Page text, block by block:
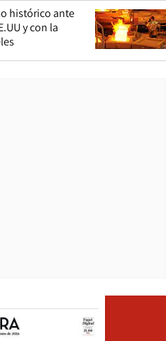
histórico ante
y con la